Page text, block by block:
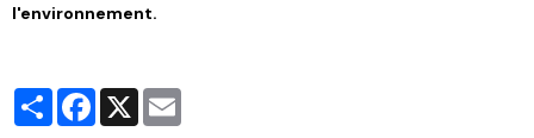
l'environnement.
PartagerFacebook
X